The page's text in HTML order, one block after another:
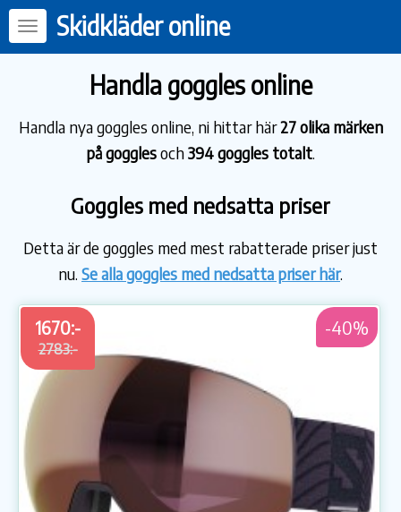
Skidkläder online
Handla goggles online
Handla nya goggles online, ni hittar här27 olika märken
på gogglesoch394 goggles totalt.
Goggles med nedsatta priser
Detta är de goggles med mest rabatterade priser just
nu. Se alla goggles med nedsatta priser här.
1670:-
2783:-
-40%